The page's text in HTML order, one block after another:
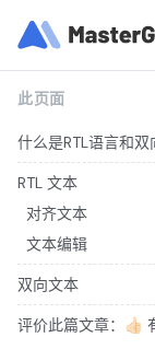
此页面
什么是RTL语言和双
RTL 文本
对齐文本
文本编辑
双向文本
评价此篇文章：👍🏻